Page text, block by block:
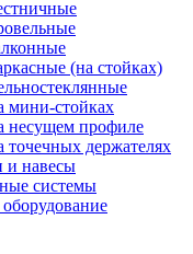
(на стойках)
мини-стойках
несущем профиле
точечных держателях
и навесы
системы